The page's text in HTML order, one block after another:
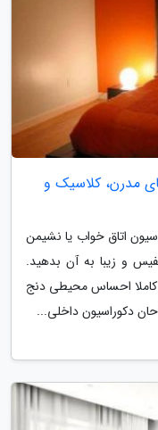
مدرن، کلاسیک و
اتاق خواب یا نشیمن
و زیبا به آن بدهید.
کاملا احساس محیطی دنج
دکوراسیون داخلی...